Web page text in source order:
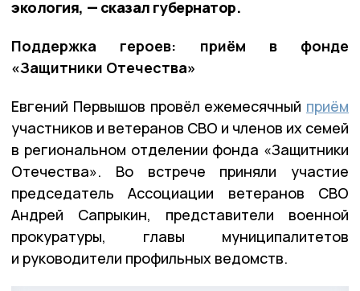
экология, — сказал губернатор.
Поддержка героев: приём в фонде
«Защитники Отечества»
Евгений Первышов провёл ежемесячный приём
участников и ветеранов СВО и членов их семей
в региональном отделении фонда «Защитники
Отечества». Во встрече приняли участие
председатель Ассоциации ветеранов СВО
Андрей Сапрыкин, представители военной
прокуратуры, главы муниципалитетов
и руководители профильных ведомств.